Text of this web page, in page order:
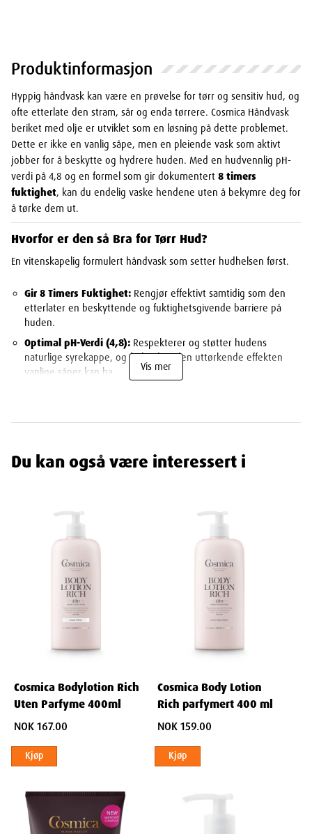
Produktinformasjon
Hyppig håndvask kan være en prøvelse for tørr og sensitiv hud, og
ofte etterlate den stram, sår og enda tørrere. Cosmica Håndvask
beriket med olje er utviklet som en løsning på dette problemet.
Dette er ikke en vanlig såpe, men en pleiende vask som aktivt
jobber for å beskytte og hydrere huden. Med en hudvennlig pH-
verdi på 4,8 og en formel som gir dokumentert 8 timers
fuktighet, kan du endelig vaske hendene uten å bekymre deg for
å tørke dem ut.
Hvorfor er den så Bra for Tørr Hud?
En vitenskapelig formulert håndvask som setter hudhelsen først.
Gir 8 Timers Fuktighet: Rengjør effektivt samtidig som den
etterlater en beskyttende og fuktighetsgivende barriere på
huden.
Optimal pH-Verdi (4,8): Respekterer og støtter hudens
naturlige syrekappe, og forhindrer den uttørkende effekten
vanlige såper kan ha.
reparerende egenskaper.
forhindre at hudens naturlige fettstoffer vaskes bort.
Anbefalt Bruk
Skyll hendene, påfør en sjenerøs mengde håndvask og masser inn
til et mykt, fint skum. Skyll deretter grundig. Du vil umiddelbart
kjenne at huden føles myk og beroliget, ikke stram.
Slutt å velge mellom rene hender og sunn hud. Med Cosmica
Håndvask med olje får du begge deler.
Navn:
818576
Perrigo Norge AS
Vis mer
Du kan også være interessert i
Cosmica Bodylotion Rich
Uten Parfyme 400ml
NOK 167.00
Kjøp
Cosmica Body Lotion
Rich parfymert 400 ml
NOK 159.00
Kjøp